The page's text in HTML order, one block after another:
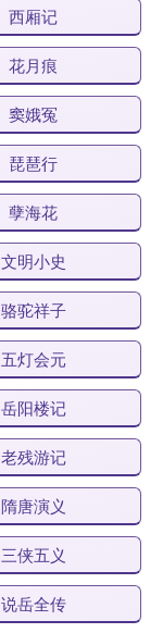
西厢记
花月痕
窦娥冤
琵琶行
孽海花
文明小史
骆驼祥子
五灯会元
岳阳楼记
老残游记
隋唐演义
三侠五义
说岳全传